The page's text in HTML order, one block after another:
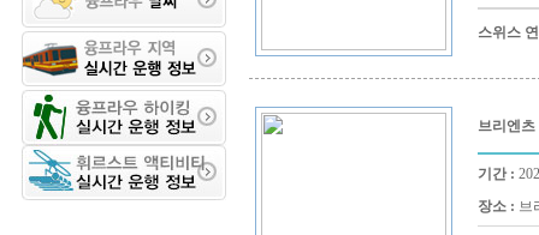
스위스
브리엔
기간 :
장소 : 브